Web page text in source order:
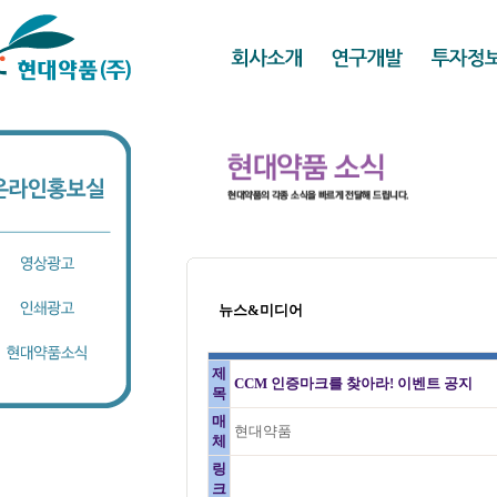
뉴스&미디어
제
목
CCM 인증마크를 찾아라! 이벤트 공지
매
체
현대약품
링
크